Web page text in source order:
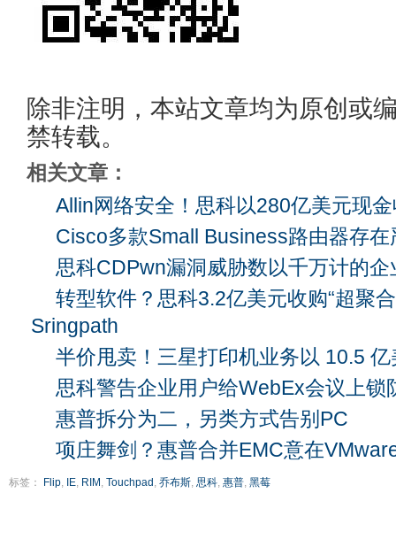
除非注明，本站文章均为原创或
禁转载。
相关文章：
Allin网络安全！思科以280亿美元现
Cisco多款Small Business路由器存
思科CDPwn漏洞威胁数以千万计的企
转型软件？思科3.2亿美元收购“超聚
Sringpath
半价甩卖！三星打印机业务以 10.5
思科警告企业用户给WebEx会议上锁
惠普拆分为二，另类方式告别PC
项庄舞剑？惠普合并EMC意在
标签： Flip, IE, RIM , Touchpad , 乔布斯, 思科, 惠普, 黑莓